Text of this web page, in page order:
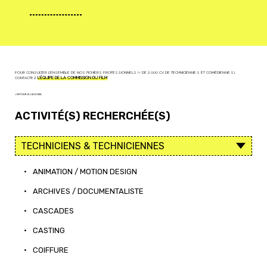
POUR CONSULTER L'ENSEMBLE DE NOS FICHIERS PROFESSIONNELS (+ DE 2 000 CV DE TECHNICIEN·NE·S ET COMÉDIEN·NE·S),
CONTACTEZ L'ÉQUIPE DE LA COMMISSION DU FILM
< RETOUR À L'ACCUEIL
ACTIVITÉ(S) RECHERCHÉE(S)
• ANIMATION / MOTION DESIGN
• ARCHIVES / DOCUMENTALISTE
• CASCADES
• CASTING
• COIFFURE